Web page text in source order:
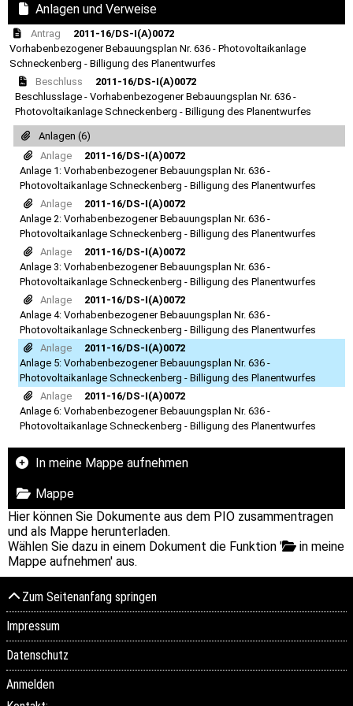
Anlagen und Verweise
Antrag
2011-16/DS-I(A)0072
Vorhabenbezogener Bebauungsplan Nr. 636 - Photovoltaikanlage
Schneckenberg - Billigung des Planentwurfes
Beschluss
2011-16/DS-I(A)0072
Beschlusslage - Vorhabenbezogener Bebauungsplan Nr. 636 -
Photovoltaikanlage Schneckenberg - Billigung des Planentwurfes
Anlagen (6)
Anlage
2011-16/DS-I(A)0072
Anlage 1: Vorhabenbezogener Bebauungsplan Nr. 636 -
Photovoltaikanlage Schneckenberg - Billigung des Planentwurfes
Anlage
2011-16/DS-I(A)0072
Anlage 2: Vorhabenbezogener Bebauungsplan Nr. 636 -
Photovoltaikanlage Schneckenberg - Billigung des Planentwurfes
Anlage
2011-16/DS-I(A)0072
Anlage 3: Vorhabenbezogener Bebauungsplan Nr. 636 -
Photovoltaikanlage Schneckenberg - Billigung des Planentwurfes
Anlage
2011-16/DS-I(A)0072
Anlage 4: Vorhabenbezogener Bebauungsplan Nr. 636 -
Photovoltaikanlage Schneckenberg - Billigung des Planentwurfes
Anlage
2011-16/DS-I(A)0072
Anlage 5: Vorhabenbezogener Bebauungsplan Nr. 636 -
Photovoltaikanlage Schneckenberg - Billigung des Planentwurfes
Anlage
2011-16/DS-I(A)0072
Anlage 6: Vorhabenbezogener Bebauungsplan Nr. 636 -
Photovoltaikanlage Schneckenberg - Billigung des Planentwurfes
In meine Mappe aufnehmen
Mappe
Hier können Sie Dokumente aus dem PIO zusammentragen
und als Mappe herunterladen.
Wählen Sie dazu in einem Dokument die Funktion '
in meine
Mappe aufnehmen' aus.
Zum Seitenanfang springen
Impressum
Datenschutz
Anmelden